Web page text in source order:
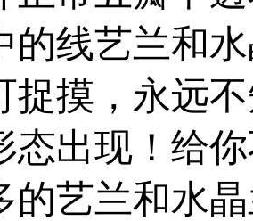
的线艺兰和
捉摸，永远
态出现！给
的艺兰和水